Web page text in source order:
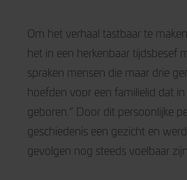
Om het verhaal tastbaar te
het in een herkenbaar tijdsbesef
spraken mensen die maar drie
hoefden voor een familielid dat
geboren.” Door dit persoonlijke
geschiedenis een gezicht en
gevolgen nog steeds voelbaar